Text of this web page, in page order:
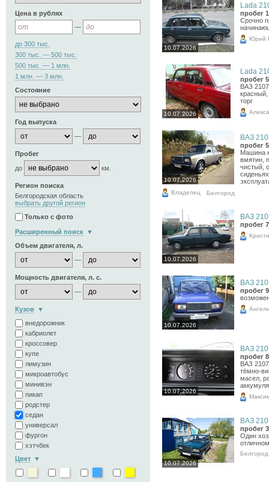
Цена в рублях
—
до 300 тыс.
300 тыс. — 500 тыс.
500 тыс. — 1 млн.
1 млн. — 3 млн.
Состояние
Год выпуска
—
Пробег
до
км.
Регион поиска
Белгородская область
выбрать другой регион
Только с фото
Расширенный поиск
Объем двигателя, л.
—
Мощность двигателя, л. с.
—
Кузов
внедорожник
кабриолет
кроссовер
купе
лимузин
микроавтобус
минивэн
пикап
родстер
седан
универсал
фургон
хэтчбек
Цвет
10.07.2026
Lada
пробег
Срочно
Юрий
10.07.2026
Lada
пробег
ВАЗ
торг
10.07.2026
ВАЗ
пробег
Машина
вмятин,
чистый,
Владелец Белгород
10.07.2026
ВАЗ
пробег
10.07.2026
ВАЗ
пробег
10.07.2026
ВАЗ
пробег
ВАЗ
тёмно-
масел,
10.07.2026
ВАЗ
пробег
Один
Белгород